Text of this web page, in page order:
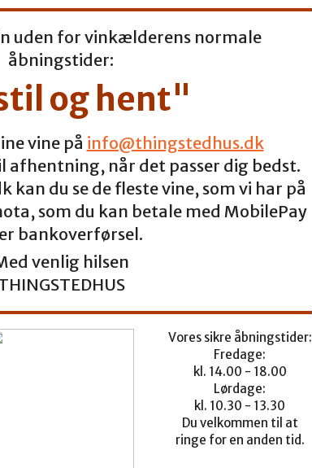
uden for vinkælderens normale
åbningstider:
og hent"
vine på info@thingstedhus.dk
afhentning, når det passer dig bedst.
kan du se de fleste vine, som vi har på
som du kan betale med MobilePay
bankoverførsel.
venlig hilsen
Vores sikre åbningstider:
Fredage:
kl. 14.00 - 18.00
Lørdage:
kl. 10.30 - 13.30
Du velkommen til at
ringe for en anden tid.